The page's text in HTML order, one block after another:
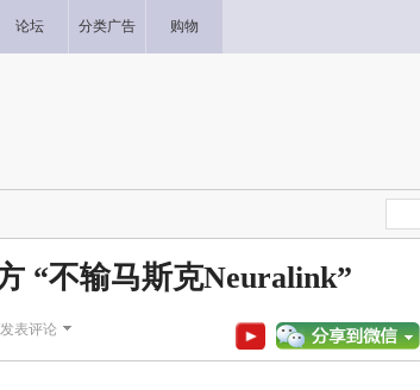
论坛 分类广告 购物
“不输马斯克Neuralink”
表评论